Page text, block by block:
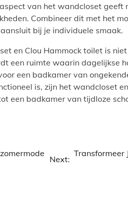
van het wandcloset geeft
Combineer dit met het
bij je individuele smaak.
en Clou Hammock toilet is
een ruimte waarin dagelijkse
een badkamer van
is, zijn het wandcloset
een badkamer van tijdloze
Next:
Transformeer